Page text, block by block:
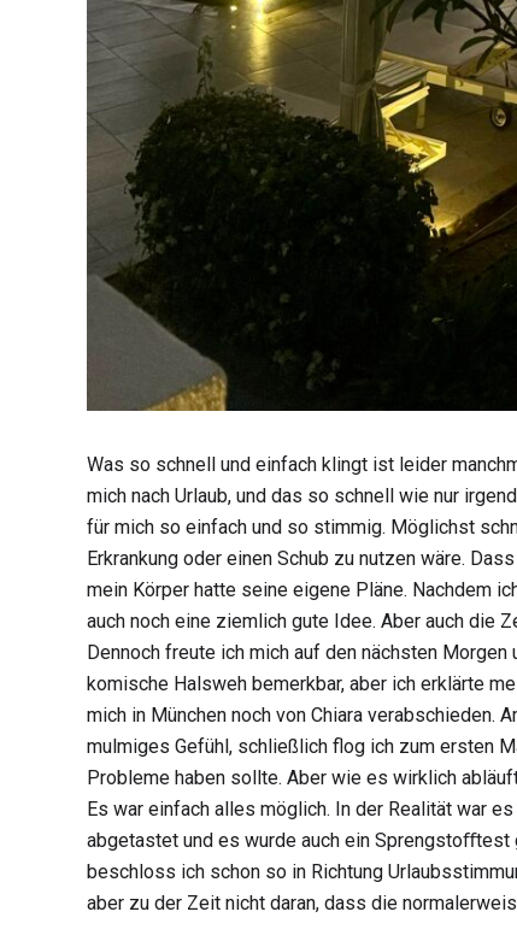
Was so schnell und einfach klingt ist leider
mich nach Urlaub, und das so schnell wie nur
für mich so einfach und so stimmig. Möglichst
Erkrankung oder einen Schub zu nutzen wäre.
mein Körper hatte seine eigene Pläne. Nachdem
auch noch eine ziemlich gute Idee. Aber auch die
Dennoch freute ich mich auf den nächsten
komische Halsweh bemerkbar, aber ich erklärte
mich in München noch von Chiara verabschieden.
mulmiges Gefühl, schließlich flog ich zum ersten
Probleme haben sollte. Aber wie es wirklich
Es war einfach alles möglich. In der Realität war
abgetastet und es wurde auch ein Sprengstoﬀtest
beschloss ich schon so in Richtung
aber zu der Zeit nicht daran, dass die